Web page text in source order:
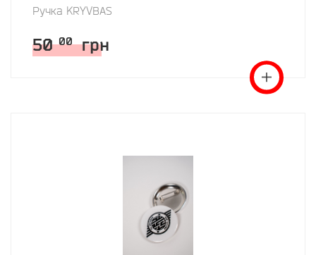
Ручка KRYVBAS
50 00 грн